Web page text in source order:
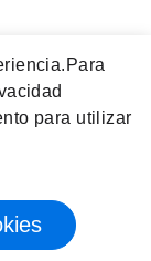
Para
para utilizar
Derechos.